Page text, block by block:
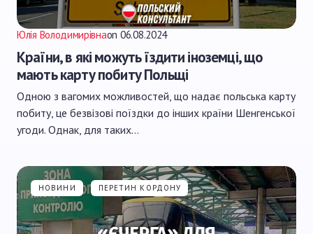
Юлія Володимирівнаon 06.08.2024
Країни, в які можуть їздити іноземці, що
мають карту побиту Польщі
Одною з вагомих можливостей, що надає польська карту
побиту, це безвізові поїздки до інших країни Шенгенської
угоди. Однак, для таких…
НОВИНИ ПЕРЕТИН КОРДОНУ